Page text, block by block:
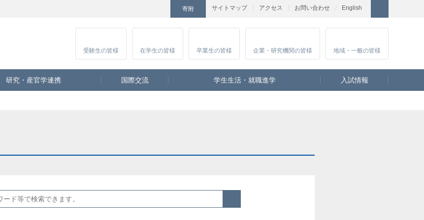
サイトマップ アクセス お問い合わせ
寄附 English
Instagram
受験生の皆様 在学生の皆様 卒業生の皆様 企業・研究機関の皆様 地域・一般の皆様
研究・産官学連携 国際交流 学生生活・就職進学 入試情報